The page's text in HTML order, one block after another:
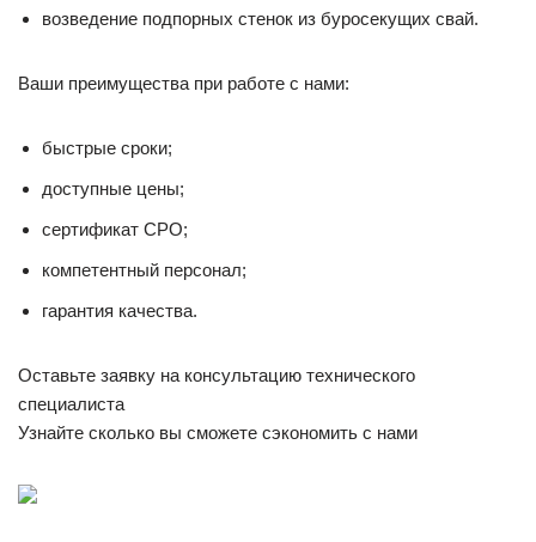
возведение подпорных стенок из буросекущих свай.
Ваши преимущества при работе с нами:
быстрые сроки;
доступные цены;
сертификат СРО;
компетентный персонал;
гарантия качества.
Оставьте заявку на консультацию технического
специалиста
Узнайте сколько вы сможете сэкономить с нами